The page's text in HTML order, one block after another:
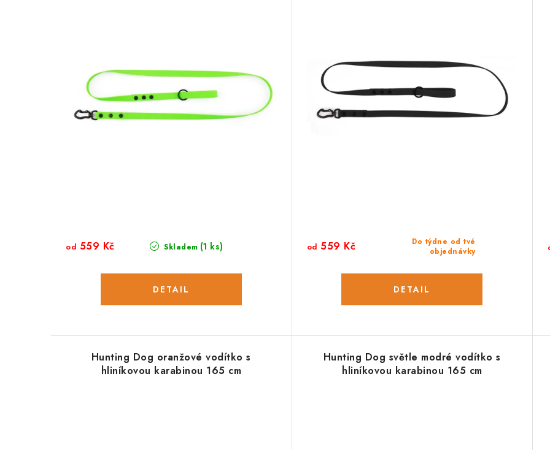
Skladem (1 ks)
od 559 Kč
Do týdne od tvé
objednávky
od 559 Kč
Hunting Dog oranžové vodítko s
hliníkovou karabinou 165 cm
Hunting Dog světle modré vodítko s
hliníkovou karabinou 165 cm